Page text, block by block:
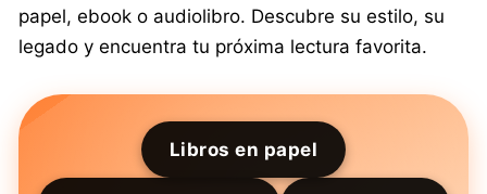
papel, ebook o audiolibro. Descubre su estilo, su
legado y encuentra tu próxima lectura favorita.
Libros en papel